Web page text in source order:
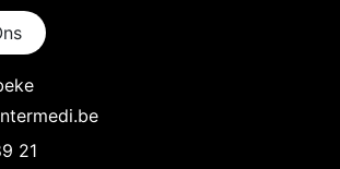
21